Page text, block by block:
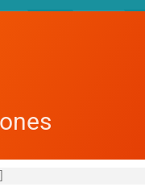
Diagnóstico Médico